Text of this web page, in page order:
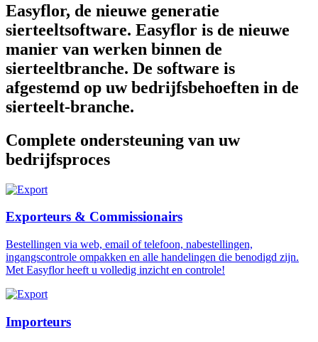
Easyflor, de nieuwe generatie
sierteeltsoftware. Easyflor is de nieuwe
manier van werken binnen de
sierteeltbranche. De software is
afgestemd op uw bedrijfsbehoeften in de
sierteelt-branche.
Complete ondersteuning van uw
bedrijfsproces
Exporteurs & Commissionairs
Bestellingen via web, email of telefoon, nabestellingen,
ingangscontrole ompakken en alle handelingen die benodigd zijn.
Met Easyflor heeft u volledig inzicht en controle!
Importeurs